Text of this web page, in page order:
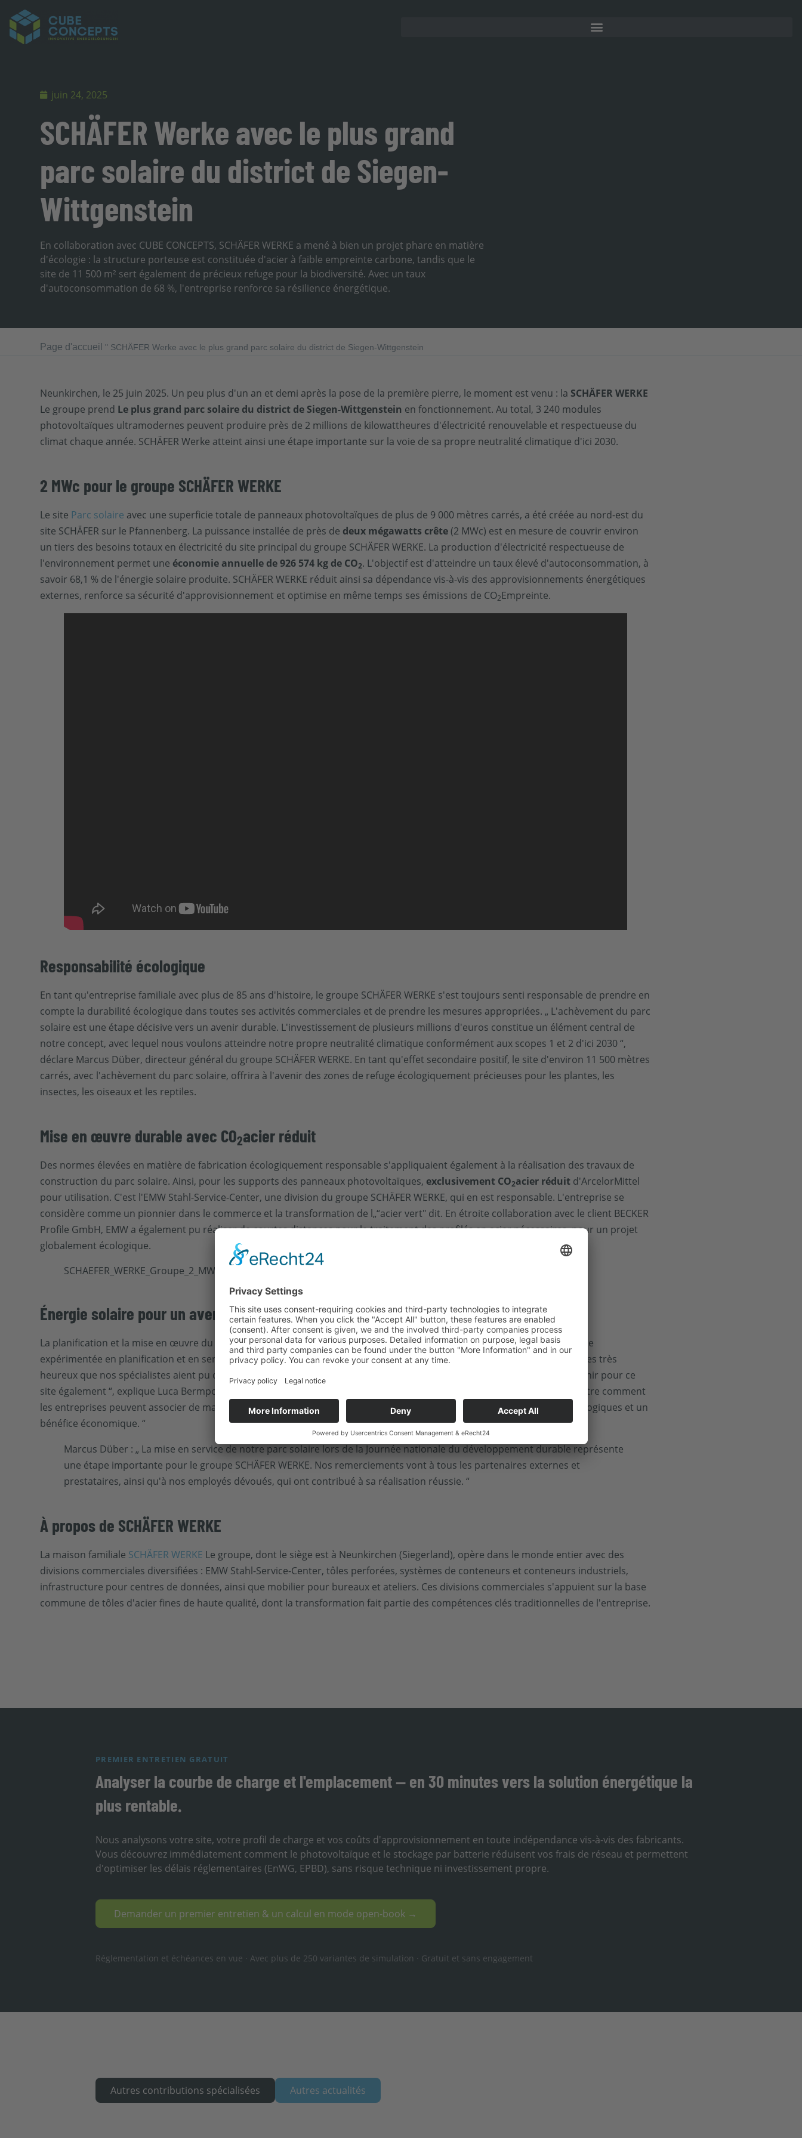
juin 24, 2025
SCHÄFER Werke avec le plus grand
parc solaire du district de Siegen-
Wittgenstein
En collaboration avec CUBE CONCEPTS, SCHÄFER WERKE a mené à bien un projet phare en matière
d'écologie : la structure porteuse est constituée d'acier à faible empreinte carbone, tandis que le
site de 11 500 m² sert également de précieux refuge pour la biodiversité. Avec un taux
d'autoconsommation de 68 %, l'entreprise renforce sa résilience énergétique.
Page d'accueil " SCHÄFER Werke avec le plus grand parc solaire du district de Siegen-Wittgenstein
Neunkirchen, le 25 juin 2025. Un peu plus d'un an et demi après la pose de la première pierre, le moment est venu : la SCHÄFER WERKE
Le groupe prend Le plus grand parc solaire du district de Siegen-Wittgenstein en fonctionnement. Au total, 3 240 modules
photovoltaïques ultramodernes peuvent produire près de 2 millions de kilowattheures d'électricité renouvelable et respectueuse du
climat chaque année. SCHÄFER Werke atteint ainsi une étape importante sur la voie de sa propre neutralité climatique d'ici 2030.
2 MWc pour le groupe SCHÄFER WERKE
Le site Parc solaire avec une superficie totale de panneaux photovoltaïques de plus de 9 000 mètres carrés, a été créée au nord-est du
site SCHÄFER sur le Pfannenberg. La puissance installée de près de deux mégawatts crête(2 MWc) est en mesure de couvrir environ
un tiers des besoins totaux en électricité du site principal du groupe SCHÄFER WERKE. La production d'électricité respectueuse de
l'environnement permet une économie annuelle de 926 574 kg de CO2. L'objectif est d'atteindre un taux élevé d'autoconsommation, à
savoir 68,1 % de l'énergie solaire produite. SCHÄFER WERKE réduit ainsi sa dépendance vis-à-vis des approvisionnements énergétiques
externes, renforce sa sécurité d'approvisionnement et optimise en même temps ses émissions de CO2Empreinte.
Responsabilité écologique
En tant qu'entreprise familiale avec plus de 85 ans d'histoire, le groupe SCHÄFER WERKE s'est toujours senti responsable de prendre en
compte la durabilité écologique dans toutes ses activités commerciales et de prendre les mesures appropriées. „ L'achèvement du parc
solaire est une étape décisive vers un avenir durable. L'investissement de plusieurs millions d'euros constitue un élément central de
notre concept, avec lequel nous voulons atteindre notre propre neutralité climatique conformément aux scopes 1 et 2 d'ici 2030 “,
déclare Marcus Düber, directeur général du groupe SCHÄFER WERKE. En tant qu'effet secondaire positif, le site d'environ 11 500 mètres
carrés, avec l'achèvement du parc solaire, offrira à l'avenir des zones de refuge écologiquement précieuses pour les plantes, les
insectes, les oiseaux et les reptiles.
Mise en œuvre durable avec CO2acier réduit
Des normes élevées en matière de fabrication écologiquement responsable s'appliquaient également à la réalisation des travaux de
construction du parc solaire. Ainsi, pour les supports des panneaux photovoltaïques, exclusivement CO2acier réduit d'ArcelorMittel
pour utilisation. C'est l'EMW Stahl-Service-Center, une division du groupe SCHÄFER WERKE, qui en est responsable. L'entreprise se
considère comme un pionnier dans le commerce et la transformation de l„“acier vert" dit. En étroite collaboration avec le client BECKER
Profile GmbH, EMW a également pu réaliser de courtes distances pour le traitement des profilés en acier nécessaires, pour un projet
globalement écologique.
Énergie solaire pour un avenir durable par CUBE CONCEPTS
La planification et la mise en œuvre du parc solaire ont été réalisées en collaboration avec CUBE CONCEPTS, une entreprise
expérimentée en planification et en services complets pour les installations photovoltaïques commerciales. „ Nous sommes très
heureux que nos spécialistes aient pu concevoir et réaliser une solution sur mesure pour une production d'énergie d'avenir pour ce
site également “, explique Luca Bermpohl, responsable de compte chez CUBE CONCEPTS. „ Le projet du Pfannenberg montre comment
les entreprises peuvent associer de manière cohérente leur stratégie de développement durable avec des avantages écologiques et un
bénéfice économique. “
Marcus Düber : „ La mise en service de notre parc solaire lors de la Journée nationale du développement durable représente
une étape importante pour le groupe SCHÄFER WERKE. Nos remerciements vont à tous les partenaires externes et
prestataires, ainsi qu'à nos employés dévoués, qui ont contribué à sa réalisation réussie. “
À propos de SCHÄFER WERKE
La maison familiale SCHÄFER WERKE Le groupe, dont le siège est à Neunkirchen (Siegerland), opère dans le monde entier avec des
divisions commerciales diversifiées : EMW Stahl-Service-Center, tôles perforées, systèmes de conteneurs et conteneurs industriels,
infrastructure pour centres de données, ainsi que mobilier pour bureaux et ateliers. Ces divisions commerciales s'appuient sur la base
commune de tôles d'acier fines de haute qualité, dont la transformation fait partie des compétences clés traditionnelles de l'entreprise.
PREMIER ENTRETIEN GRATUIT
Analyser la courbe de charge et l'emplacement — en 30 minutes vers la solution énergétique la
plus rentable.
Nous analysons votre site, votre profil de charge et vos coûts d'approvisionnement en toute indépendance vis-à-vis des fabricants.
Vous découvrez immédiatement comment le photovoltaïque et le stockage par batterie réduisent vos frais de réseau et permettent
d'optimiser les délais réglementaires (EnWG, EPBD), sans risque technique ni investissement propre.
Demander un premier entretien & un calcul en mode open-book →
Réglementation et échéances en vue · Avec plus de 250 variantes de simulation · Gratuit et sans engagement
Autres contributions spécialisées Autres actualités